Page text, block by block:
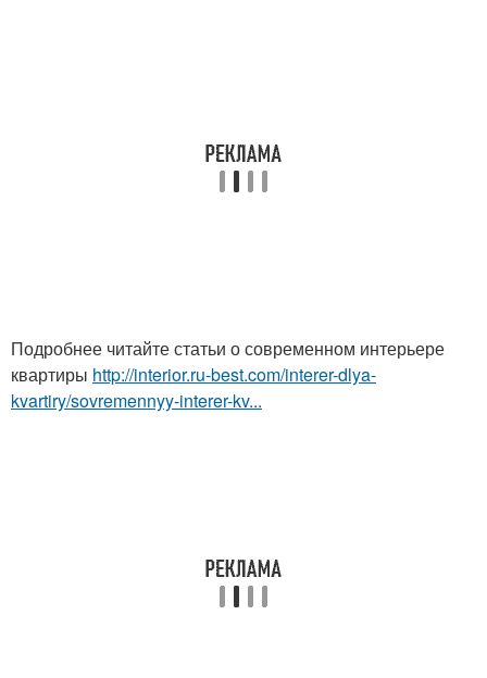
Подробнее читайте статьи о современном интерьере
квартиры http://interior.ru-best.com/interer-dlya-
kvartiry/sovremennyy-interer-kv...